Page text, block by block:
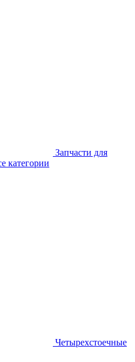
Запчасти для
категории
Четырехстоечные